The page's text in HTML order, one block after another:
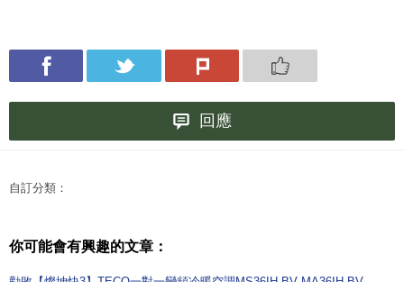
回應
自訂分類：
你可能會有興趣的文章：